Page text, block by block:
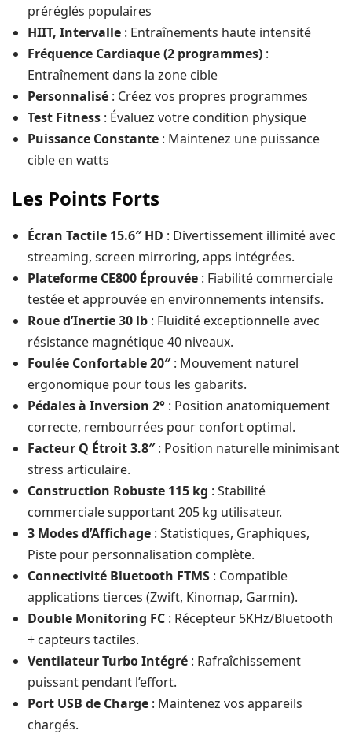
préréglés populaires
HIIT, Intervalle : Entraînements haute intensité
Fréquence Cardiaque (2 programmes) :
Entraînement dans la zone cible
Personnalisé : Créez vos propres programmes
Test Fitness : Évaluez votre condition physique
Puissance Constante : Maintenez une puissance
cible en watts
Les Points Forts
Écran Tactile 15.6″ HD : Divertissement illimité avec
streaming, screen mirroring, apps intégrées.
Plateforme CE800 Éprouvée : Fiabilité commerciale
testée et approuvée en environnements intensifs.
Roue d’Inertie 30 lb : Fluidité exceptionnelle avec
résistance magnétique 40 niveaux.
Foulée Confortable 20″: Mouvement naturel
ergonomique pour tous les gabarits.
Pédales à Inversion 2° : Position anatomiquement
correcte, rembourrées pour confort optimal.
Facteur Q Étroit 3.8″: Position naturelle minimisant
stress articulaire.
Construction Robuste 115 kg : Stabilité
commerciale supportant 205 kg utilisateur.
3 Modes d’Affichage : Statistiques, Graphiques,
Piste pour personnalisation complète.
Connectivité Bluetooth FTMS : Compatible
applications tierces (Zwift, Kinomap, Garmin).
Double Monitoring FC : Récepteur 5KHz/Bluetooth
+ capteurs tactiles.
Ventilateur Turbo Intégré : Rafraîchissement
puissant pendant l’effort.
Port USB de Charge : Maintenez vos appareils
chargés.